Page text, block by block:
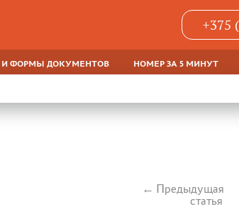
+375
И ФОРМЫ ДОКУМЕНТОВ НОМЕР ЗА 5 МИНУТ
Предыдущая
статья